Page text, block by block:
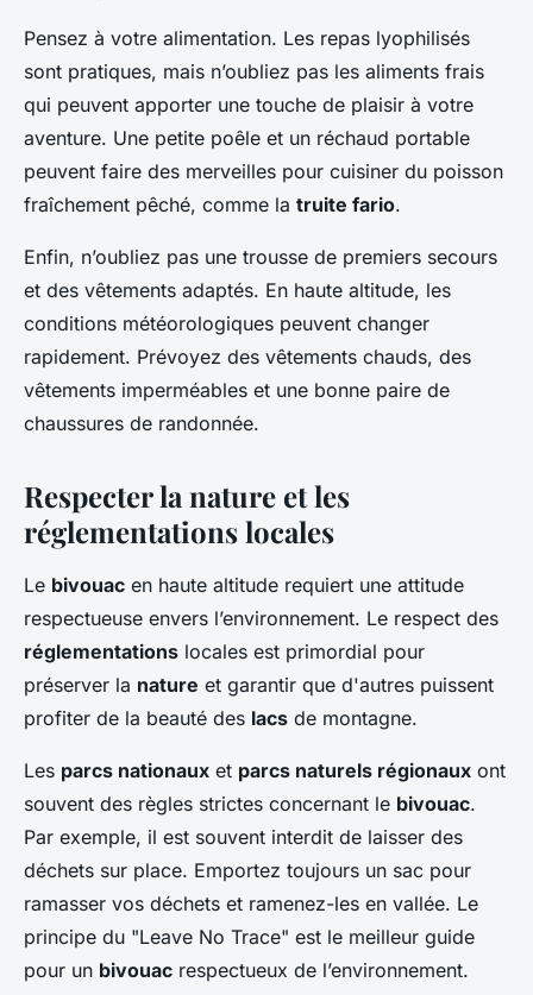
Pensez à votre alimentation. Les repas lyophilisés
sont pratiques, mais n’oubliez pas les aliments frais
qui peuvent apporter une touche de plaisir à votre
aventure. Une petite poêle et un réchaud portable
peuvent faire des merveilles pour cuisiner du poisson
fraîchement pêché, comme la truite fario.
Enfin, n’oubliez pas une trousse de premiers secours
et des vêtements adaptés. En haute altitude, les
conditions météorologiques peuvent changer
rapidement. Prévoyez des vêtements chauds, des
vêtements imperméables et une bonne paire de
chaussures de randonnée.
Respecter la nature et les
réglementations locales
Le bivouac en haute altitude requiert une attitude
respectueuse envers l’environnement. Le respect des
réglementations locales est primordial pour
préserver la nature et garantir que d'autres puissent
profiter de la beauté des lacs de montagne.
Les parcs nationaux et parcs naturels régionaux ont
souvent des règles strictes concernant le bivouac.
Par exemple, il est souvent interdit de laisser des
déchets sur place. Emportez toujours un sac pour
ramasser vos déchets et ramenez-les en vallée. Le
principe du "Leave No Trace" est le meilleur guide
pour un bivouac respectueux de l’environnement.